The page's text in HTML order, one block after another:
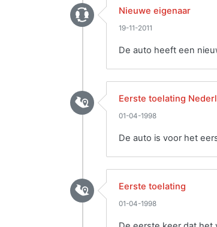
Nieuwe eigenaar
19-11-2011
De auto heeft een
Eerste toelating
01-04-1998
De auto is voor het
Eerste toelating
01-04-1998